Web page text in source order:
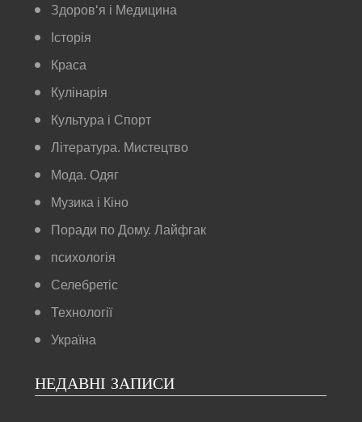
Здоров‘я і Медицина
Історія
Краса
Кулінарія
Культура і Спорт
Література. Мистецтво
Мода. Одяг
Музика і Кіно
Поради по Дому. Лайфгак
психологія
Селебретіс
Технології
Україна
НЕДАВНІ ЗАПИСИ